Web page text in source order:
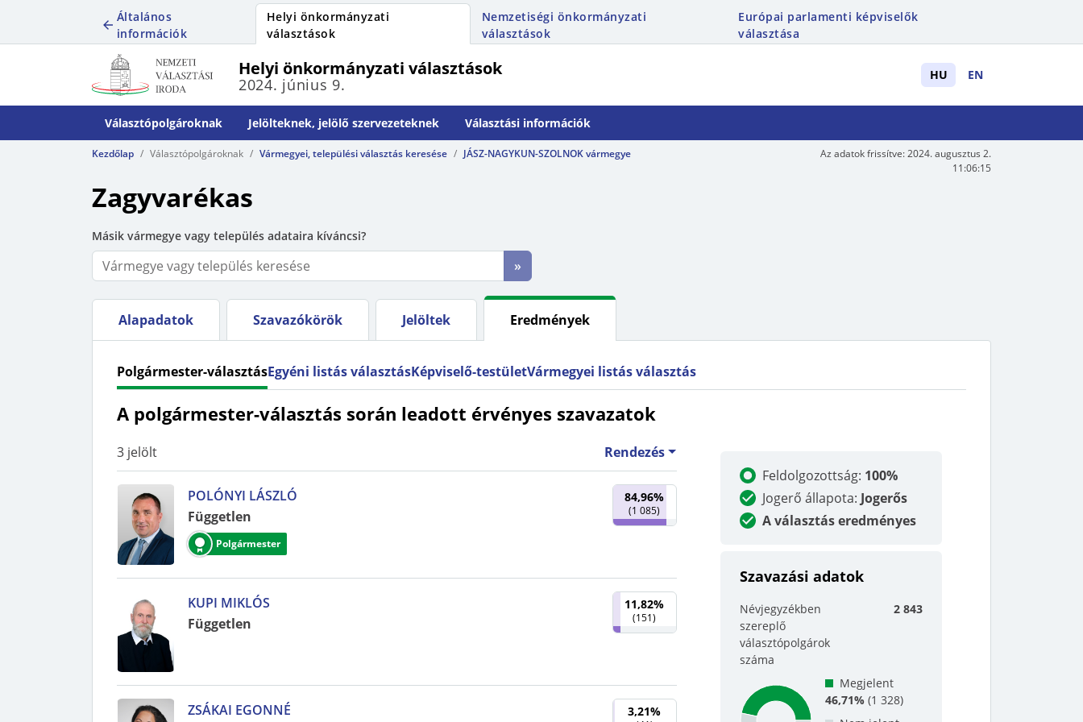
Általános
információk
Helyi önkormányzati
választások
Nemzetiségi önkormányzati
választások
Európai parlamenti képviselők
választása
Helyi önkormányzati választások
2024. június 9.
HU EN
Választópolgároknak Jelölteknek, jelölő szervezeteknek Választási információk
Kezdőlap Választópolgároknak Vármegyei, települési választás keresése JÁSZ-NAGYKUN-SZOLNOK vármegye Az adatok frissítve:2024. augusztus 2.
11:06:15
Zagyvarékas
Másik vármegye vagy település adataira kíváncsi?
»
Alapadatok Szavazókörök Jelöltek Eredmények
Polgármester-választásEgyéni listás választásKépviselő-testületVármegyei listás választás
A polgármester-választás során leadott érvényes szavazatok
3 jelölt Rendezés
POLÓNYI LÁSZLÓ
Független
Polgármester
84,96%
(1 085)
KUPI MIKLÓS
Független
11,82%
(151)
ZSÁKAI EGONNÉ 3,21%
Feldolgozottság: 100%
Jogerő állapota: Jogerős
A választás eredményes
Szavazási adatok
Névjegyzékben
szereplő
választópolgárok
száma
2 843
Megjelent
46,71% (1 328)